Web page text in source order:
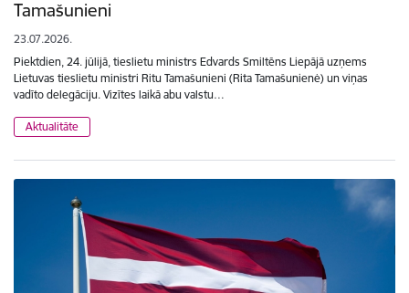
Tamašunieni
23.07.2026.
Piektdien, 24. jūlijā, tieslietu ministrs Edvards Smiltēns Liepājā uzņems
Lietuvas tieslietu ministri Ritu Tamašunieni (Rita Tamašunienė) un viņas
vadīto delegāciju. Vizītes laikā abu valstu…
Aktualitāte